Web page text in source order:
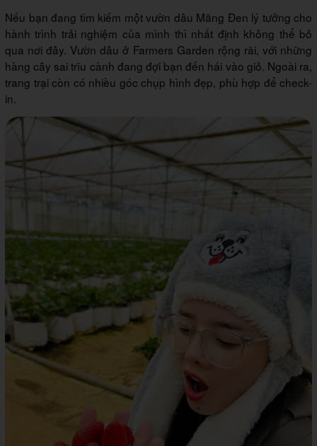
Nếu bạn đang tìm kiếm một vườn dâu Măng Đen lý tưởng cho
hành trình trải nghiệm của mình thì nhất định không thể bỏ
qua nơi đây. Vườn dâu ở Farmers Garden rộng rãi, với những
hàng cây sai trĩu cành đang đợi bạn đến hái vào giỏ. Ngoài ra,
trang trại còn có nhiều góc chụp hình đẹp, phù hợp để check-
in.